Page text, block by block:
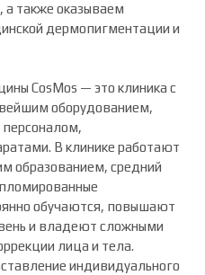
а также оказываем
дермопигментации и
CosMos — это клиника с
оборудованием,
В клинике работают
образованием, средний
обучаются, повышают
и владеют сложными
лица и тела.
индивидуального